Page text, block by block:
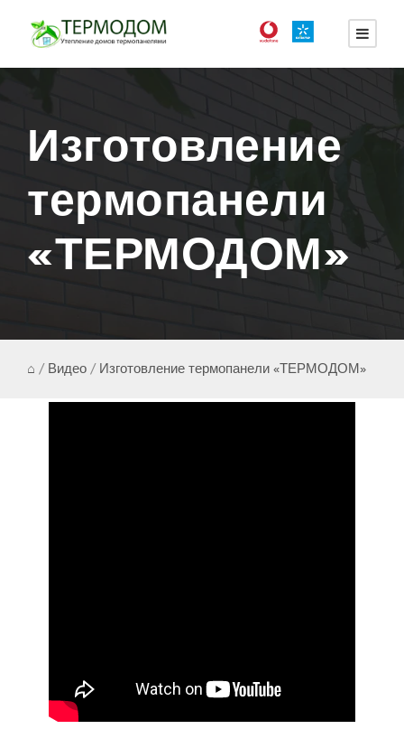
Изготовление
термопанели
«ТЕРМОДОМ»
⌂ /Видео/Изготовление термопанели «ТЕРМОДОМ»